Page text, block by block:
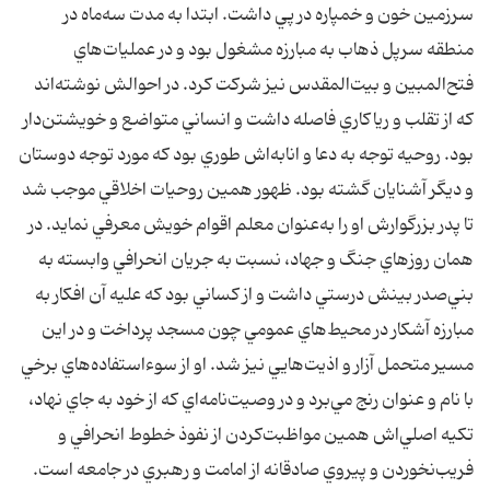
سرزمين خون و خمپاره در پي داشت. ابتدا به مدت سه‌ماه در
منطقه سرپل ذهاب به مبارزه مشغول بود و در عمليات‌هاي
فتح‌المبين و بيت‌المقدس نيز شرکت کرد. در احوالش نوشته‌اند
که از تقلب و رياکاري فاصله داشت و انساني متواضع و خويشتن‌دار
بود. روحيه توجه به دعا و انابه‌اش طوري بود که مورد توجه دوستان
و ديگر آشنايان گشته بود. ظهور همين روحيات اخلاقي موجب شد
تا پدر بزرگوارش او را به‌عنوان معلم اقوام خويش معرفي نمايد. در
همان روزهاي جنگ و جهاد، نسبت به جريان انحرافي وابسته به
بني‌صدر بينش درستي داشت و از کساني بود که عليه آن افکار به
مبارزه آشکار در محيط‌هاي عمومي چون مسجد پرداخت و در اين
مسير متحمل آزار و اذيت‌هايي نيز شد. او از سوءاستفاده‌هاي برخي
با نام و عنوان رنج مي‌برد و در وصيت‌نامه‌اي که از خود به جاي نهاد،
تکيه اصلي‌اش همين مواظبت‌کردن از نفوذ خطوط انحرافي و
فريب‌نخوردن و پيروي صادقانه از امامت و رهبري در جامعه است.